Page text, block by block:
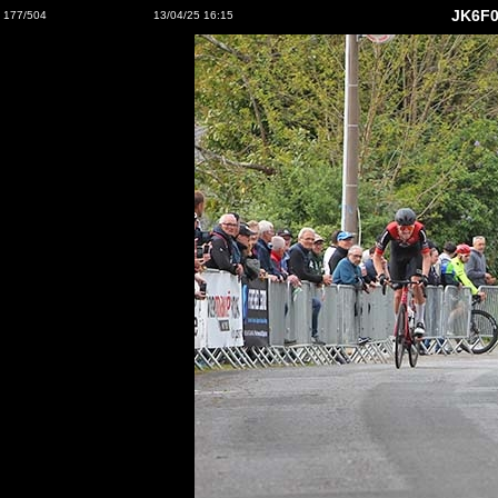
177/504 13/04/25 16:15